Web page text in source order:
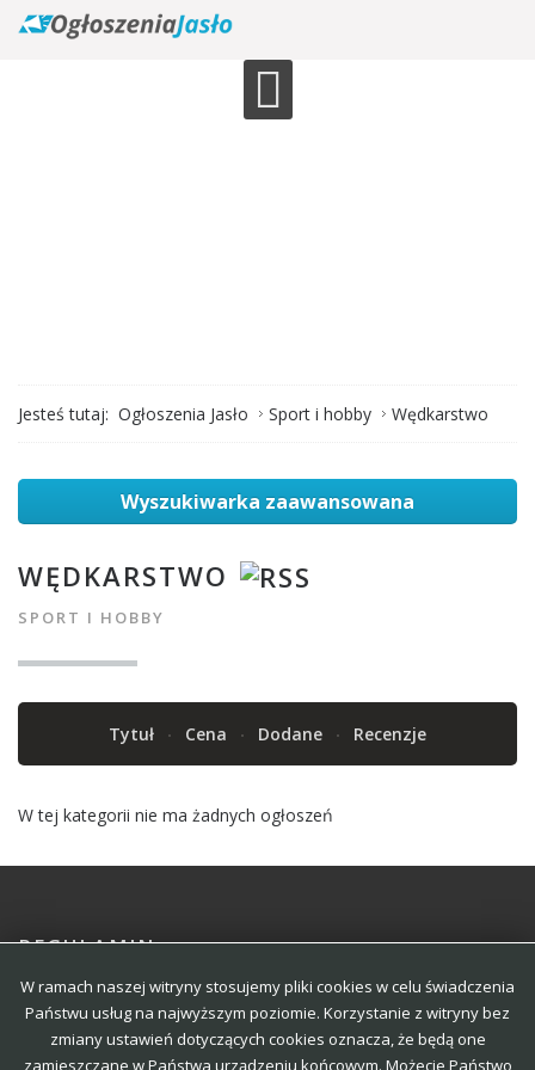
Jesteś tutaj: Ogłoszenia Jasło Sport i hobby Wędkarstwo
Wyszukiwarka zaawansowana
WĘDKARSTWO
SPORT I HOBBY
Tytuł Cena Dodane Recenzje
W tej kategorii nie ma żadnych ogłoszeń
REGULAMIN
POLITYKA
KONTAKT
W ramach naszej witryny stosujemy pliki cookies w celu świadczenia
Państwu usług na najwyższym poziomie. Korzystanie z witryny bez
zmiany ustawień dotyczących cookies oznacza, że będą one
zamieszczane w Państwa urządzeniu końcowym. Możecie Państwo